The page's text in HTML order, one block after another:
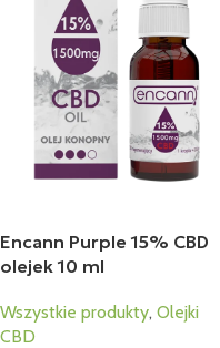
Encann Purple 15% CBD
olejek 10 ml
Wszystkie produkty, Olejki
CBD